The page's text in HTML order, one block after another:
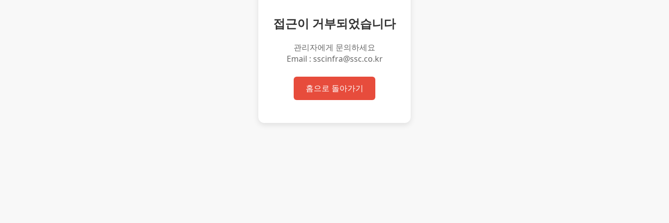
접근이 거부되었습니다
관리자에게 문의하세요
Email : sscinfra@ssc.co.kr
홈으로 돌아가기